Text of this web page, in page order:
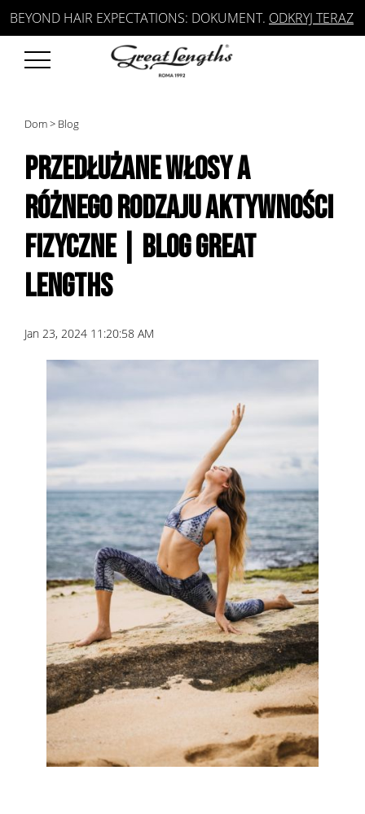
BEYOND HAIR EXPECTATIONS: DOKUMENT. ODKRYJ TERAZ
Dom> Blog
PRZEDŁUŻANE WŁOSY A
RÓŻNEGO RODZAJU AKTYWNOŚCI
FIZYCZNE | BLOG GREAT
LENGTHS
Jan 23, 2024 11:20:58 AM